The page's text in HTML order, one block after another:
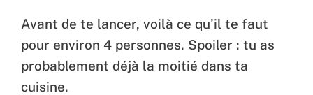
Avant de te lancer, voilà ce qu’il te faut
pour environ 4 personnes. Spoiler : tu as
probablement déjà la moitié dans ta
cuisine.